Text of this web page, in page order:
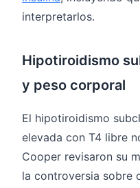
interpretarlos.
Hipotiroidismo
y peso corporal
El hipotiroidismo
elevada con T4 libre
Cooper revisaron su
la controversia sobre